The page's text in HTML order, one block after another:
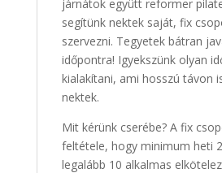
járnátok együtt reformer
segítünk nektek saját, fix
szervezni. Tegyetek bátran
időpontra! Igyekszünk olyan
kialakítani, ami hosszú távon
nektek.
Mit kérünk cserébe? A fix
feltétele, hogy minimum heti
legalább 10 alkalmas